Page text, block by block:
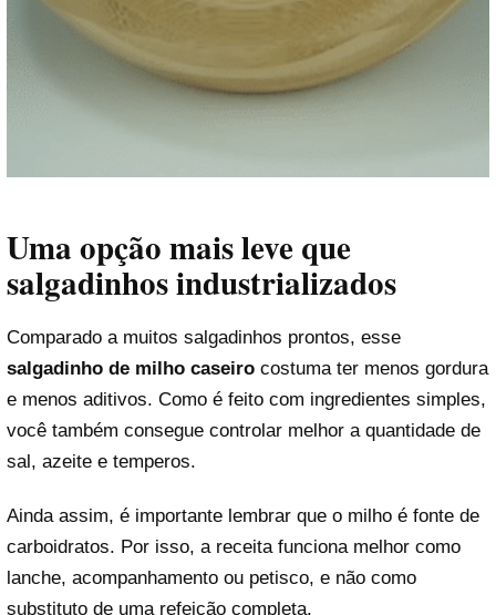
Uma opção mais leve que
salgadinhos industrializados
Comparado a muitos salgadinhos prontos, esse
salgadinho de milho caseiro costuma ter menos gordura
e menos aditivos. Como é feito com ingredientes simples,
você também consegue controlar melhor a quantidade de
sal, azeite e temperos.
Ainda assim, é importante lembrar que o milho é fonte de
carboidratos. Por isso, a receita funciona melhor como
lanche, acompanhamento ou petisco, e não como
substituto de uma refeição completa.